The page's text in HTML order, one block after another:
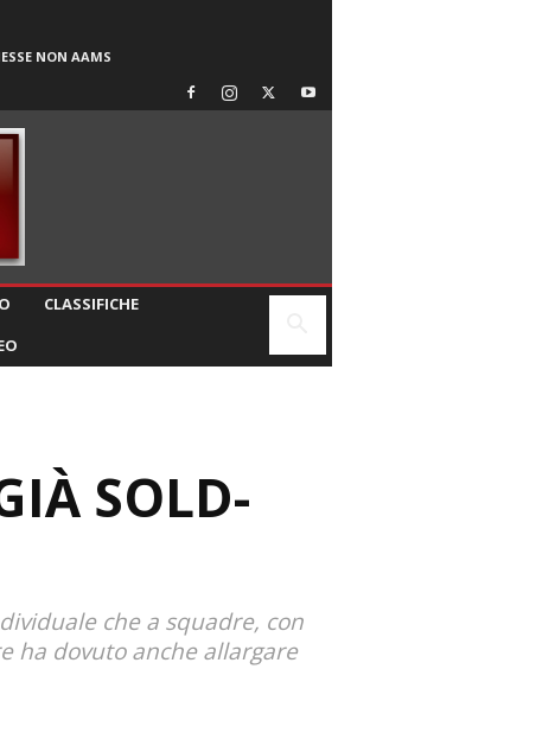
NON AAMS
CLASSIFICHE
SOLD-
che a squadre, con
ha dovuto anche allargare